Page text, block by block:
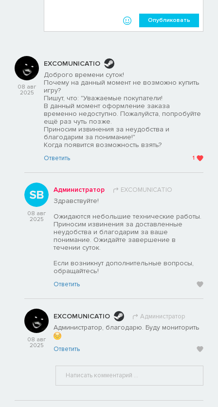
Опубликовать
08 авг
2025
EXCOMUNICATIO
Доброго времени суток!
Почему на данный момент не возможно купить
игру?
Пишут, что: "Уважаемые покупатели!
В данный момент оформление заказа
временно недоступно. Пожалуйста, попробуйте
ещё раз чуть позже.
Приносим извинения за неудобства и
благодарим за понимание!"
Когда появится возможность взять?
Ответить 1
08 авг
2025
Администратор EXCOMUNICATIO
Здравствуйте!
Ожидаются небольшие технические работы.
Приносим извинения за доставленные
неудобства и благодарим за ваше
понимание. Ожидайте завершение в
течении суток.
Если возникнут дополнительные вопросы,
обращайтесь!
Ответить
08 авг
2025
EXCOMUNICATIO Администратор
Администратор, благодарю. Буду мониторить
Ответить